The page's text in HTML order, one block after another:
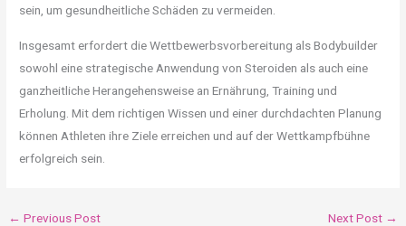
sein, um gesundheitliche Schäden zu vermeiden.
Insgesamt erfordert die Wettbewerbsvorbereitung als Bodybuilder
sowohl eine strategische Anwendung von Steroiden als auch eine
ganzheitliche Herangehensweise an Ernährung, Training und
Erholung. Mit dem richtigen Wissen und einer durchdachten Planung
können Athleten ihre Ziele erreichen und auf der Wettkampfbühne
erfolgreich sein.
← Previous Post Next Post →